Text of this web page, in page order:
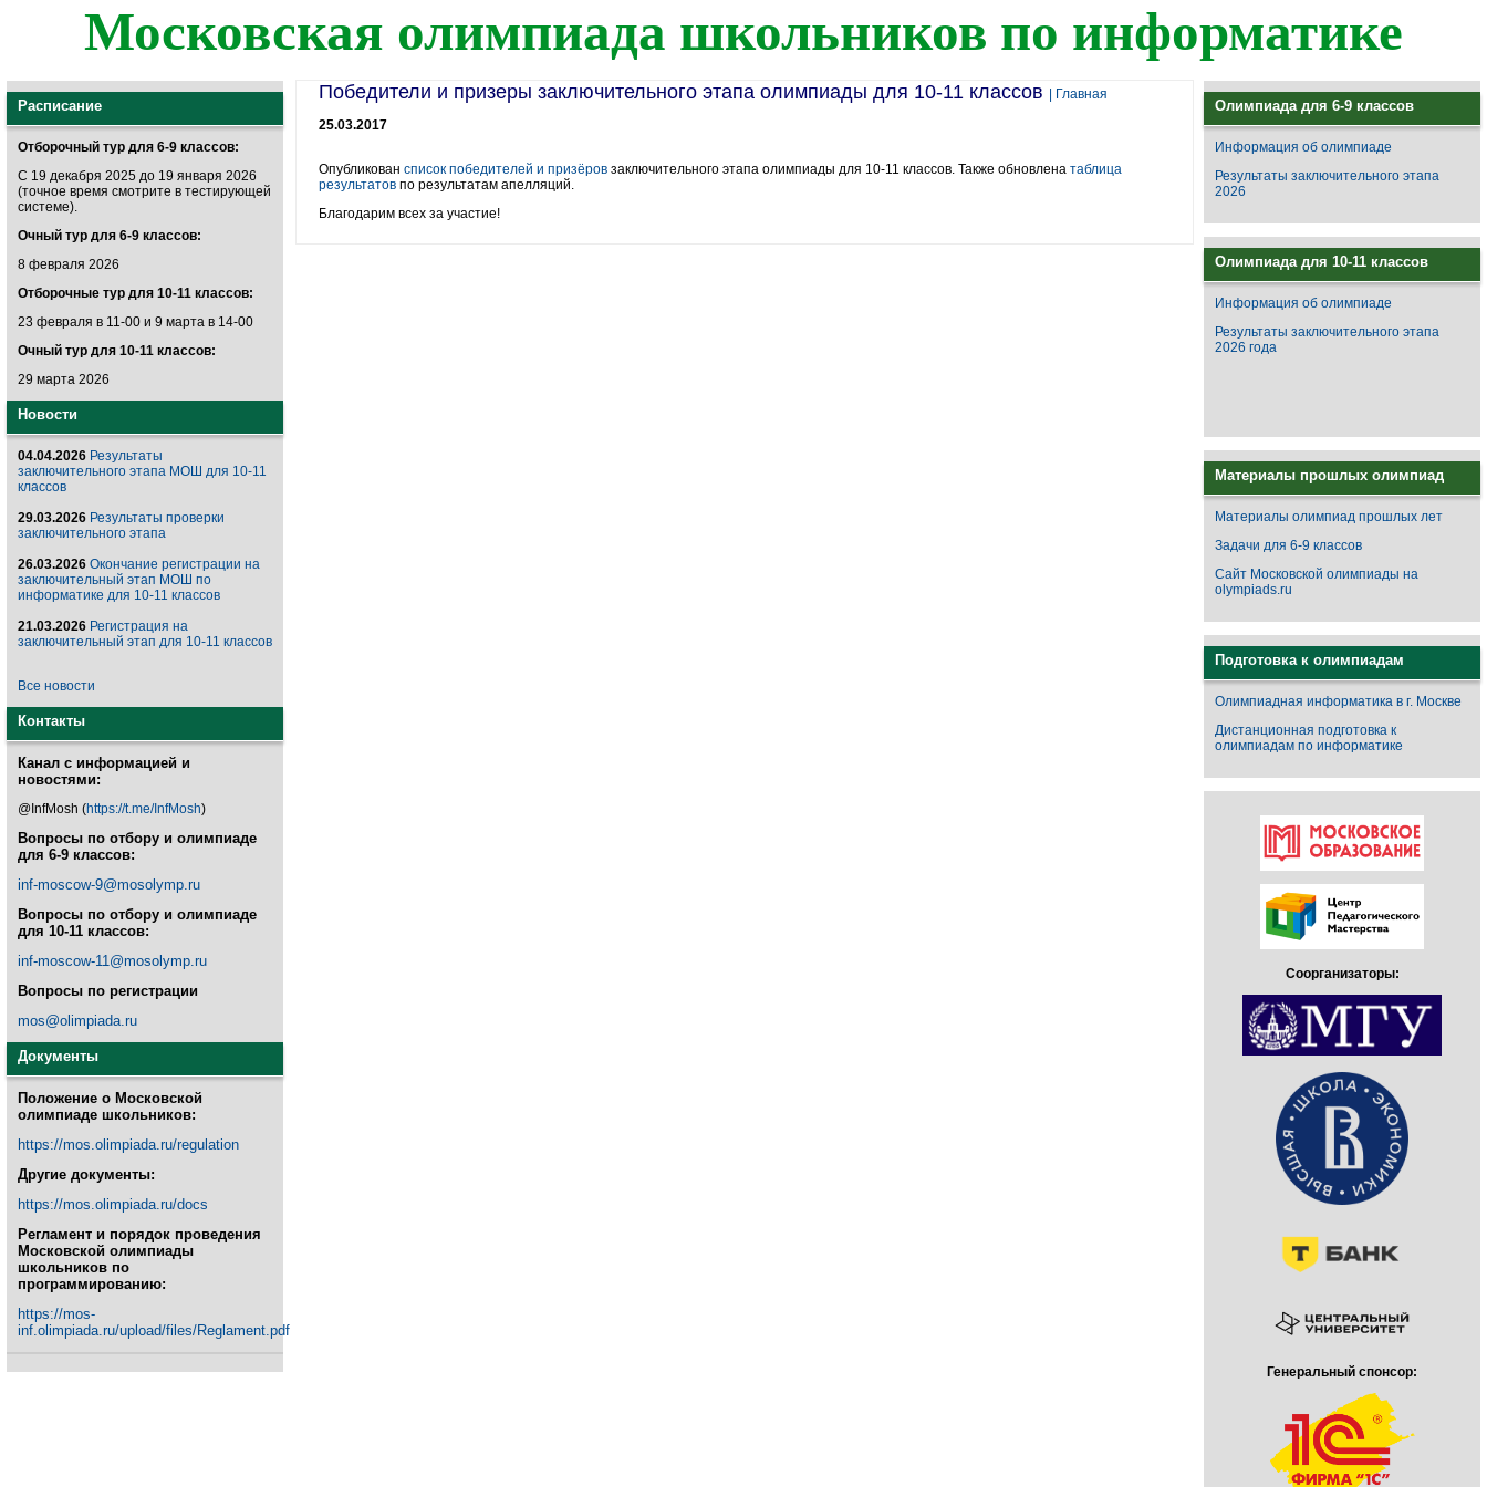
Московская олимпиада школьников по информатике
Расписание
Отборочный тур для 6-9 классов:
С 19 декабря 2025 до 19 января 2026
(точное время смотрите в тестирующей
системе).
Очный тур для 6-9 классов:
8 февраля 2026
Отборочные тур для 10-11 классов:
23 февраля в 11-00 и 9 марта в 14-00
Очный тур для 10-11 классов:
29 марта 2026
Новости
04.04.2026 Результаты
заключительного этапа МОШ для 10-11
классов
29.03.2026 Результаты проверки
заключительного этапа
26.03.2026 Окончание регистрации на
заключительный этап МОШ по
информатике для 10-11 классов
21.03.2026 Регистрация на
заключительный этап для 10-11 классов
Все новости
Контакты
Канал с информацией и
новостями:
@InfMosh (https://t.me/InfMosh)
Вопросы по отбору и олимпиаде
для 6-9 классов:
inf-moscow-9@mosolymp.ru
Вопросы по отбору и олимпиаде
для 10-11 классов:
inf-moscow-11@mosolymp.ru
Вопросы по регистрации
mos@olimpiada.ru
Документы
Положение о Московской
олимпиаде школьников:
https://mos.olimpiada.ru/regulation
Другие документы:
https://mos.olimpiada.ru/docs
Регламент и порядок проведения
Московской олимпиады
школьников по
программированию:
https://mos-
inf.olimpiada.ru/upload/files/Reglament.pdf
Победители и призеры заключительного этапа олимпиады для 10-11 классов
| Главная
25.03.2017
Опубликован список победителей и призёров заключительного этапа олимпиады для 10-11 классов. Также обновлена таблица
результатов по результатам апелляций.
Благодарим всех за участие!
Олимпиада для 6-9 классов
Информация об олимпиаде
Результаты заключительного этапа
2026
Олимпиада для 10-11 классов
Информация об олимпиаде
Результаты заключительного этапа
2026 года
Материалы прошлых олимпиад
Материалы олимпиад прошлых лет
Задачи для 6-9 классов
Сайт Московской олимпиады на
olympiads.ru
Подготовка к олимпиадам
Олимпиадная информатика в г. Москве
Дистанционная подготовка к
олимпиадам по информатике
Соорганизаторы:
Генеральный спонсор: